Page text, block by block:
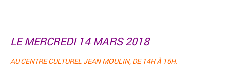
LE MERCREDI 14 MARS 2018
AU CENTRE CULTUREL JEAN MOULIN, DE 14H À 16H.